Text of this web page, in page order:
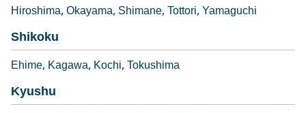
Hiroshima Okayama Shimane Tottori Yamaguchi
Shikoku
Ehime Kagawa Kochi Tokushima
Kyushu